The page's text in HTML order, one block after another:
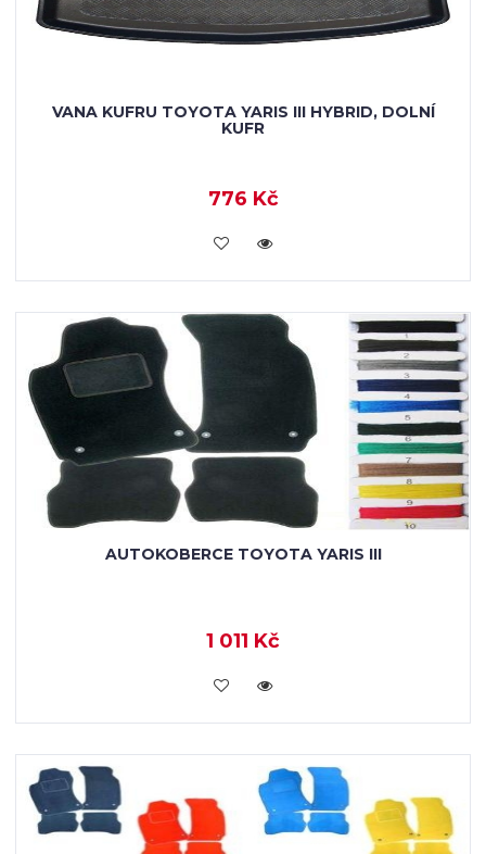
VANA KUFRU TOYOTA YARIS III HYBRID, DOLNÍ
KUFR
776 Kč
KOUPIT
AUTOKOBERCE TOYOTA YARIS III
1 011 Kč
KOUPIT